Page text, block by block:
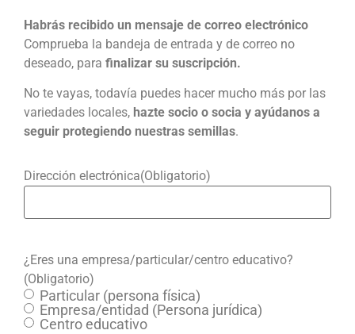
Habrás recibido un mensaje de correo electrónico
Comprueba la bandeja de entrada y de correo no
deseado, para finalizar su suscripción.
No te vayas, todavía puedes hacer mucho más por las
variedades locales, hazte socio o socia y ayúdanos a
seguir protegiendo nuestras semillas.
Dirección electrónica(Obligatorio)
¿Eres una empresa/particular/centro educativo?
(Obligatorio)
Particular (persona física)
Empresa/entidad (Persona jurídica)
Centro educativo